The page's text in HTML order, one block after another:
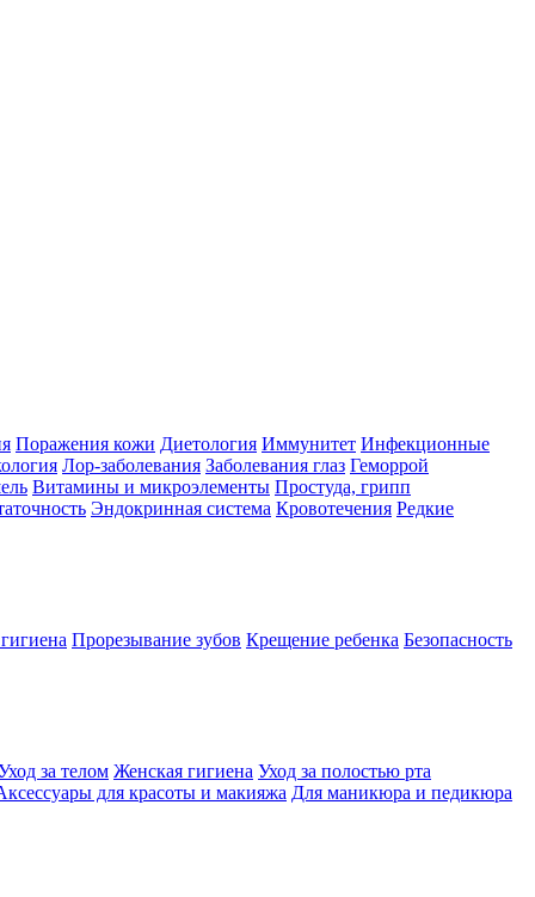
Поражения кожи Диетология Иммунитет Инфекционные
Лор-заболевания Заболевания глаз Геморрой
Витамины и микроэлементы Простуда, грипп
Эндокринная система Кровотечения Редкие
Прорезывание зубов Крещение ребенка Безопасность
за телом Женская гигиена Уход за полостью рта
для красоты и макияжа Для маникюра и педикюра